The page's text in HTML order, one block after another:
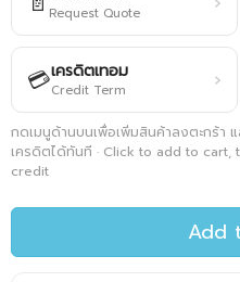
Request Quote
💳เครดิตเทอม
Credit Term ›
กดเมนูด้านบนเพื่อเพิ่มสินค้าลงตะกร้า
เครดิตได้ทันที · Click to add to
credit
Add